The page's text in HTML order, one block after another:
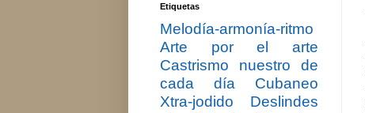
Etiquetas
Melodía-armonía-ritmo
Arte por el arte
Castrismo nuestro de
cada día
Cubaneo
Xtra-jodido
Deslindes